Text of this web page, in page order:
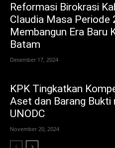
Reformasi Birokrasi
Claudia Masa Periode
Membangun Era Baru
Batam
Desember 17, 2024
KPK Tingkatkan
Aset dan Barang
UNODC
November 20, 2024